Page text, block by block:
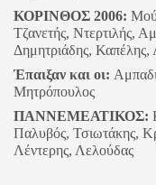
ΚΟΡΙΝΘΟΣ 2006:
Τζανετής, Ντερτιλής,
Δημητριάδης, Καπέλης,
Έπαιξαν και οι:
Μητρόπουλος
ΠΑΝΝΕΜΕΑΤΙΚΟΣ:
Παλυβός, Τσιωτάκης,
Λέντερης, Λελούδας